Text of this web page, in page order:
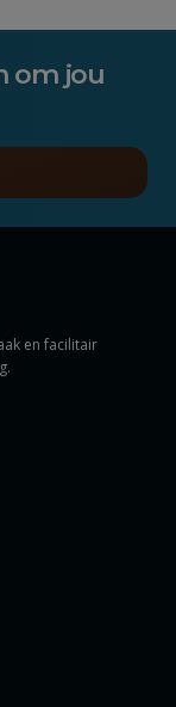
om jou
en facilitair